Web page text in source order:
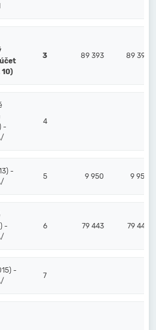
10)
3 89 393 89 393
-
4
-
5 9 950 9 950
-
6 79 443 79 443
-
7